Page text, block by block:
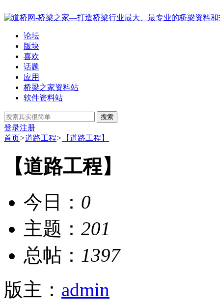
论坛
版块
喜欢
话题
应用
桥梁之家资料站
软件资料站
搜索
登录注册
首页>道路工程> 【道路工程】
【道路工程】
今日： 0
主题： 201
总帖： 1397
版主： admin